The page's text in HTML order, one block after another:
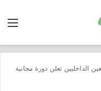
الداخليين تعلن دورة مجانية